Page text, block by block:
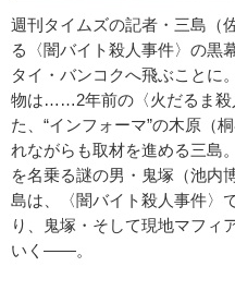
週刊タイムズの記者・三島（
る〈闇バイト殺人事件〉の黒
タイ・バンコクへ飛ぶことに
物は……2年前の〈火だるま殺
た、“インフォーマ”の木原（
れながらも取材を進める三島
を名乗る謎の男・鬼塚（池内
島は、〈闇バイト殺人事件〉
り、鬼塚・そして現地マフィ
いく——。